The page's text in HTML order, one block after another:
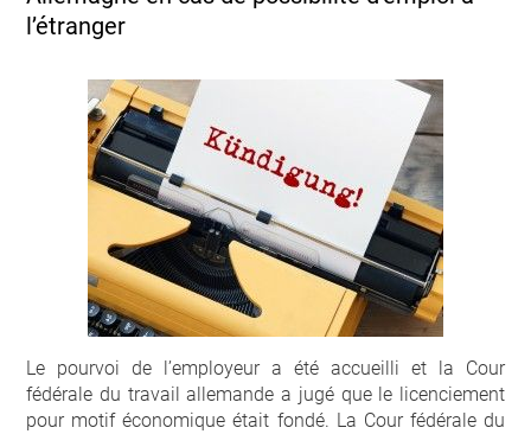
l’étranger
Le pourvoi de l’employeur a été accueilli et la Cour
fédérale du travail allemande a jugé que le licenciement
pour motif économique était fondé. La Cour fédérale du